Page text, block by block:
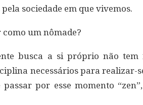
sociedade em que vivemos.
um nômade?
busca a si próprio não
necessários para realizar-
por esse momento